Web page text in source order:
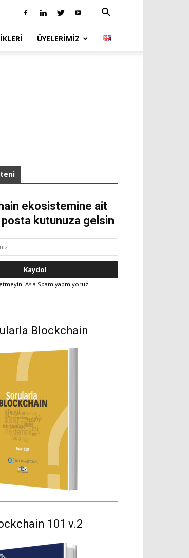
ÜYELERIMIZ
ekosistemine ait
posta kutunuza gelsin
Asla Spam yapmıyoruz.
Blockchain
101 v.2